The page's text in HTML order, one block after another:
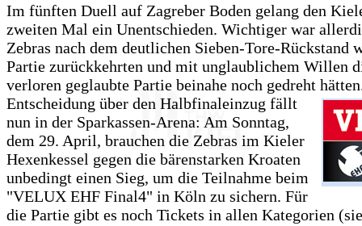
Im fünften Duell auf Zagreber Boden gelang den
zweiten Mal ein Unentschieden. Wichtiger war
Zebras nach dem deutlichen Sieben-Tore-Rückstand
Partie zurückkehrten und mit unglaublichem Willen
verloren geglaubte Partie beinahe noch gedreht
Entscheidung über den Halbfinaleinzug fällt
nun in der Sparkassen-Arena: Am Sonntag,
dem 29. April, brauchen die Zebras im Kieler
Hexenkessel gegen die bärenstarken Kroaten
unbedingt einen Sieg, um die Teilnahme beim
"VELUX EHF Final4" in Köln zu sichern. Für
die Partie gibt es noch Tickets in allen Kategorien